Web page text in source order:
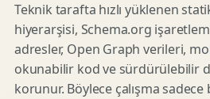
Teknik tarafta hızlı yüklenen
hiyerarşisi, Schema.org
adresler, Open Graph verileri,
okunabilir kod ve sürdürülebilir
korunur. Böylece çalışma sadece